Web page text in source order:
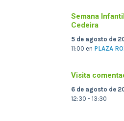
Semana
Cedeira
5 de agosto de
11:00 en PLAZA
Visita
6 de agosto de
12:30 - 13:30